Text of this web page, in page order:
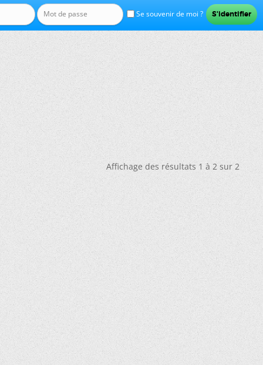
Se souvenir de moi ?
Affichage des résultats 1 à 2 sur 2